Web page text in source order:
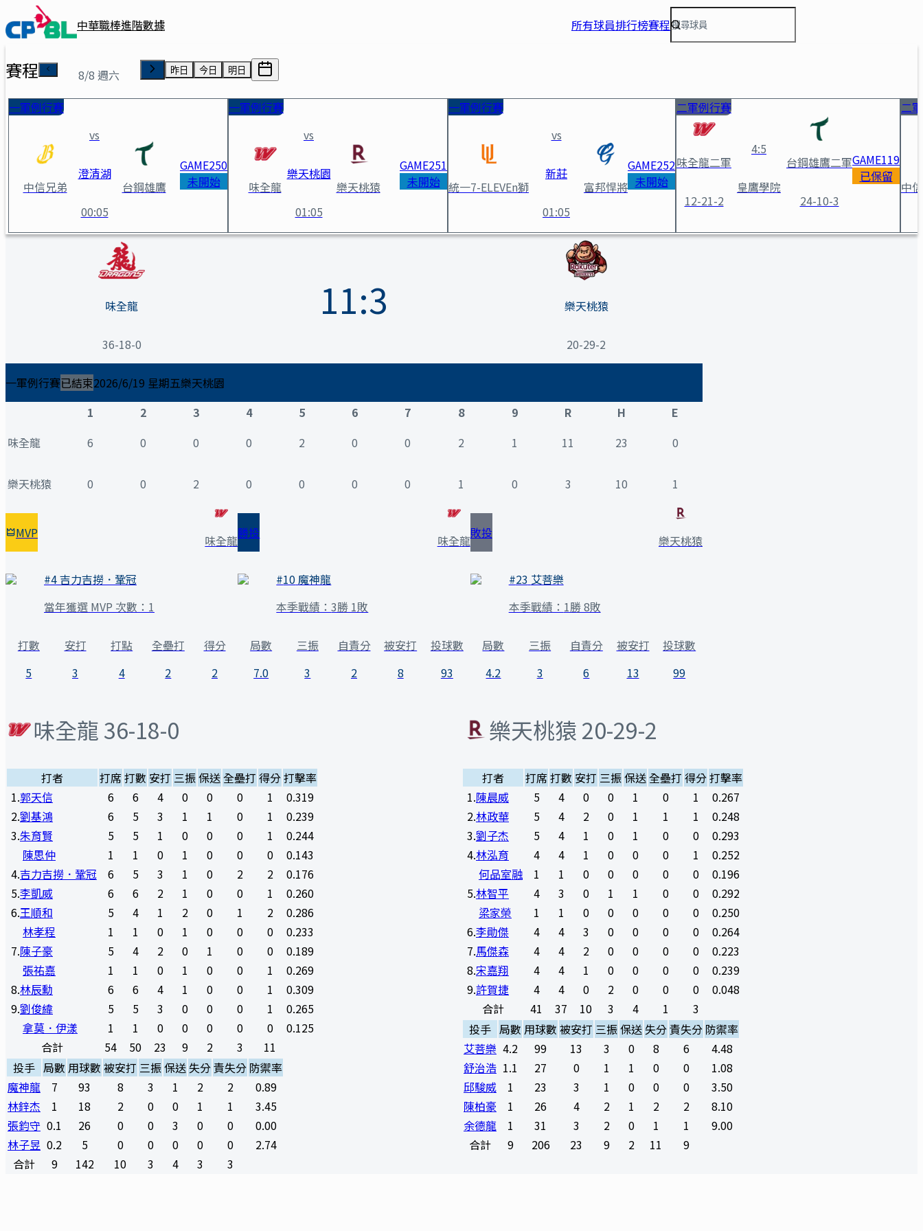
中華職棒進階數據 所有球員排行榜賽程
賽程 8/8 週六 昨日 今日 明日
一軍例行賽
中信兄弟
vs
澄清湖
00:05
台鋼雄鷹
GAME250
未開始
一軍例行賽
味全龍
vs
樂天桃園
01:05
樂天桃猿
GAME251
未開始
一軍例行賽
統一7-ELEVEn獅
vs
新莊
01:05
富邦悍將
GAME252
未開始
二軍例行賽
味全龍二軍
12-21-2
4:5
皇鷹學院
台鋼雄鷹二軍
24-10-3
GAME119
已保留
二
中
味全龍 vs 樂天桃猿 賽事詳情
味全龍
36-18-0
11:3 樂天桃猿
20-29-2
一軍例行賽已結束2026/6/19 星期五樂天桃園
1
2 3 4 5 6 7 8 9 R H
E
味全龍
6 0 0 0 2 0 0 2 1 11 23 0
樂天桃猿 0 0 2 0 0 0 0 1 0 3 10 1
MVP 味全龍
#4吉力吉撈．鞏冠
當年獲選 MVP 次數： 1
打數
5
安打
3
打點
4
全壘打
2
得分
2
勝投 味全龍
#10魔神龍
本季戰績：3勝 1敗
局數
7.0
三振
3
自責分
2
被安打
8
投球數
93
敗投 樂天桃猿
#23 艾菩樂
本季戰績： 1勝 8敗
局數
4.2
三振
3
自責分
6
被安打
13
投球數
99
味全龍36-18-0
打者 打席打數 安打 三振保送全壘打 得分打擊率
1.郭天信 6 6 4 0 0 0 1
0.319
2.劉基鴻 6 5 3 1 1 0 1
0.239
3.朱育賢 5 5 1 0 0 0 1
0.244
陳思仲
1 1 0 1 0 0 0
0.143
4.吉力吉撈．鞏冠 6 5 3 1 0 2 2
0.176
5.李凱威 6 6 2 1 0 0 1
0.260
6.王順和 5 4 1 2 0 1 2
0.286
林孝程
1 1 0 1 0 0 0
0.233
7.陳子豪 5 4 2 0 1 0 0
0.189
張祐嘉
1 1 0 1 0 0 1
0.269
8.林辰勳 6 6 4 1 0 0 1
0.309
9.劉俊緯 5 5 3 0 0 0 1
0.265
拿莫．伊漾
1 1 0 0 0 0 0
0.125
合計
54 50 23 9 2 3
11
投手 局數 用球數 被安打 三振保送失分責失分 防禦率
魔神龍
7 93 8 3 1 2 2
0.89
林鋅杰
1 18 2 0 0 1 1
3.45
張鈞守 0.1 26 0 0 3 0 0
0.00
林子昱 0.2 5 0 0 0 0 0
2.74
合計
9 142 10 3 4 3 3
樂天桃猿20-29-2
打者 打席打數 安打 三振保送全壘打 得分打擊率
1.陳晨威 5 4 0 0 1 0 1
0.267
2.林政華 5 4 2 0 1 1 1
0.248
3.劉子杰 5 4 1 0 1 0 0
0.293
4.林泓育 4 4 1 0 0 0 1
0.252
何品室融
1 1 0 0 0 0 0
0.196
5.林智平 4 3 0 1 1 0 0
0.292
梁家榮
1 1 0 0 0 0 0
0.250
6.李勛傑 4 4 3 0 0 0 0
0.264
7.馬傑森 4 4 2 0 0 0 0
0.223
8.宋嘉翔 4 4 1 0 0 0 0
0.239
9.許賀捷 4 4 0 2 0 0 0
0.048
合計
41 37 10 3 4 1
3
投手 局數 用球數 被安打 三振保送失分責失分 防禦率
艾菩樂 4.2 99 13 3 0 8 6
4.48
舒治浩 1.1 27 0 1 1 0 0
1.08
邱駿威
1 23 3 1 0 0 0
3.50
陳柏豪
1 26 4 2 1 2 2
8.10
余德龍
1 31 3 2 0 1 1
9.00
合計
9 206 23 9 2 11 9